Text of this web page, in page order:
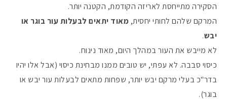
הסקירה מתייחסת לאריזה הקודמת, הקטנה יותר.
המרקם שלהם לחותי יחסית, מאוד יתאים לבעלות עור בוגר או
יבש.
לא מייבש את העור במהלך היום, מאוד נינוח.
כיסוי סבבה. לא עפתי, יש טובים ממנו מבחינת כיסוי (אבל אלו יהיו
בדר"כ בעלי מרקם יבש יותר, שפחות מתאים לבעלות עור יבש או
בוגר).